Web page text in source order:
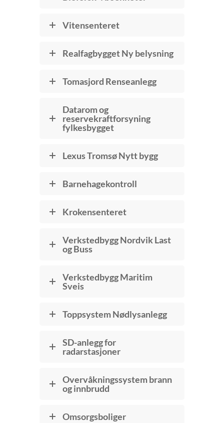
Vitensenteret
Realfagbygget Ny belysning
Tomasjord Renseanlegg
Datarom og
reservekraftforsyning
fylkesbygget
Lexus Tromsø Nytt bygg
Barnehagekontroll
Krokensenteret
Verkstedbygg Nordvik Last
og Buss
Verkstedbygg Maritim
Sveis
Toppsystem Nødlysanlegg
SD-anlegg for
radarstasjoner
Overvåkningssystem brann
og innbrudd
Omsorgsboliger